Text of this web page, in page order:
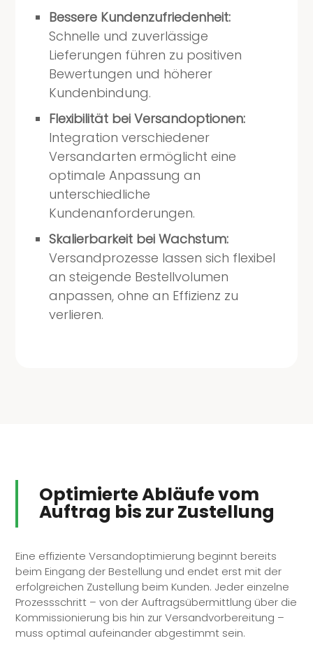
Bessere Kundenzufriedenheit:
Schnelle und zuverlässige
Lieferungen führen zu positiven
Bewertungen und höherer
Kundenbindung.
Flexibilität bei Versandoptionen:
Integration verschiedener
Versandarten ermöglicht eine
optimale Anpassung an
unterschiedliche
Kundenanforderungen.
Skalierbarkeit bei Wachstum:
Versandprozesse lassen sich flexibel
an steigende Bestellvolumen
anpassen, ohne an Effizienz zu
verlieren.
Optimierte Abläufe vom
Auftrag bis zur Zustellung
Eine effiziente Versandoptimierung beginnt bereits
beim Eingang der Bestellung und endet erst mit der
erfolgreichen Zustellung beim Kunden. Jeder einzelne
Prozessschritt – von der Auftragsübermittlung über die
Kommissionierung bis hin zur Versandvorbereitung –
muss optimal aufeinander abgestimmt sein.